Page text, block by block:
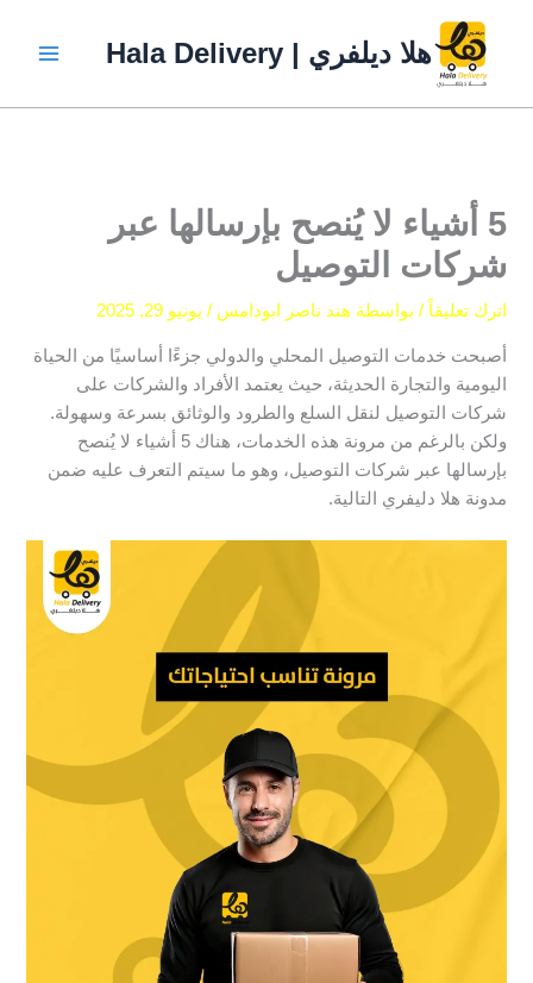
المحتوى
هلا ديلفري | Hala Delivery
5 أشياء لا يُنصح بإرسالها عبر
شركات التوصيل
اترك تعليقاً / بواسطة هند ناصر ابودامس/ يونيو 29, 2025
أصبحت خدمات التوصيل المحلي والدولي جزءًا أساسيًا من الحياة
اليومية والتجارة الحديثة، حيث يعتمد الأفراد والشركات على
شركات التوصيل لنقل السلع والطرود والوثائق بسرعة وسهولة.
ولكن بالرغم من مرونة هذه الخدمات، هناك 5 أشياء لا يُنصح
بإرسالها عبر شركات التوصيل، وهو ما سيتم التعرف عليه ضمن
مدونة هلا دليفري التالية.